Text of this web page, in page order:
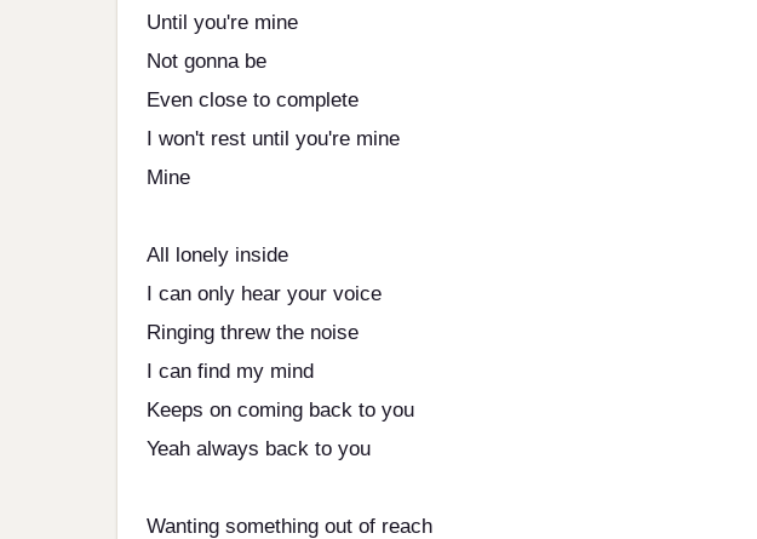
Until you're mine
Not gonna be
Even close to complete
I won't rest until you're mine
Mine
All lonely inside
I can only hear your voice
Ringing threw the noise
I can find my mind
Keeps on coming back to you
Yeah always back to you
Wanting something out of reach